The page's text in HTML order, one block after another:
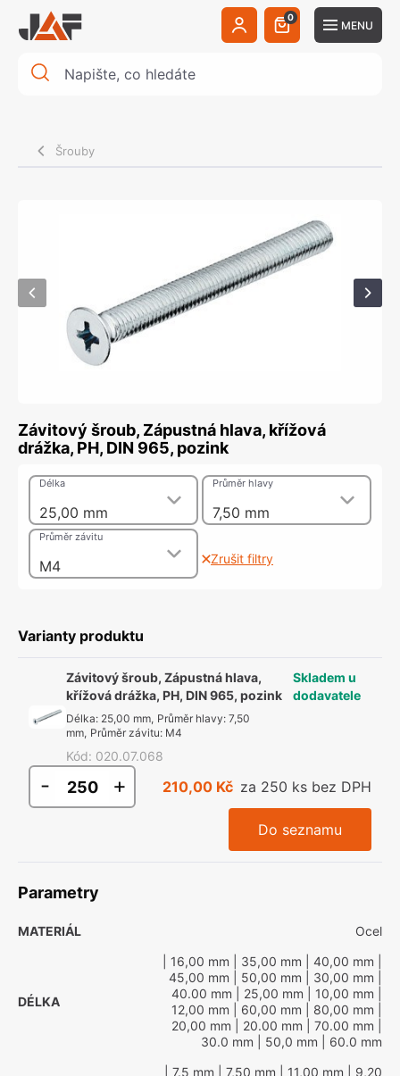
0
MENU
Šrouby
Závitový šroub, Zápustná hlava, křížová
drážka, PH, DIN 965, pozink
25,00 mm
Délka
7,50 mm
Průměr hlavy
M4
Průměr závitu
Zrušit filtry
Varianty produktu
Závitový šroub, Zápustná hlava,
křížová drážka, PH, DIN 965, pozink
Délka: 25,00 mm, Průměr hlavy: 7,50
mm, Průměr závitu: M4
Kód: 020.07.068
Skladem u
dodavatele
- + 210,00 Kč za 250 ks bez DPH
Do seznamu
Parametry
MATERIÁL Ocel
DÉLKA
| 16,00 mm | 35,00 mm | 40,00 mm
45,00 mm | 50,00 mm | 30,00 mm
40.00 mm | 25,00 mm | 10,00 mm
12,00 mm | 60,00 mm | 80,00 mm
20,00 mm | 20.00 mm | 70.00 mm
30.0 mm | 50,0 mm | 60.0 mm
| 7.5 mm | 7,50 mm | 11,00 mm | 9,20